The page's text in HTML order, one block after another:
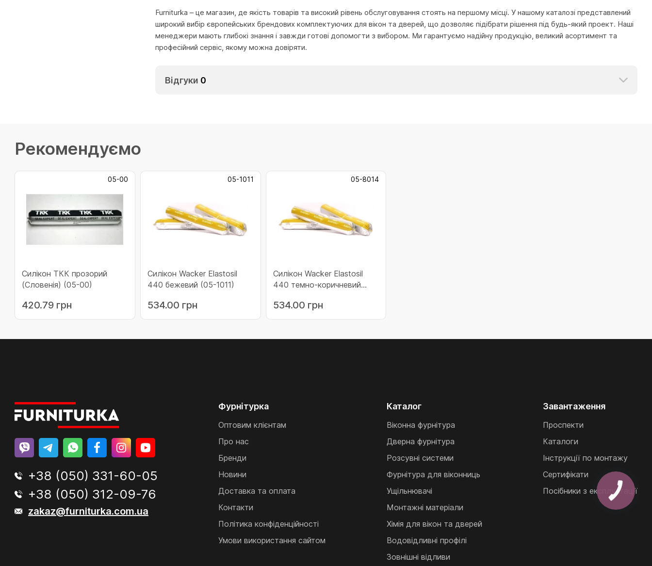
Furniturka – це магазин, де якість товарів та високий рівень обслуговування стоять на першому місці. У нашому каталозі представлений
широкий вибір європейських брендових комплектуючих для вікон та дверей, що дозволяє підібрати рішення під будь-який проект. Наші
менеджери мають глибокі знання і завжди готові допомогти з вибором. Ми гарантуємо надійну продукцію, великий асортимент та
професійний сервіс, якому можна довіряти.
Відгуки 0
Рекомендуємо
05-00
Силікон ТКК прозорий
(Словенія) (05-00)
420.79 грн
05-1011
Силікон Wacker Elastosil
440 бежевий (05-1011)
534.00 грн
05-8014
Силікон Wacker Elastosil
440 темно-коричневий
534.00 грн
+38 (050) 331-60-05
+38 (050) 312-09-76
zakaz@furniturka.com.ua
Фурнітурка
Оптовим клієнтам
Про нас
Бренди
Новини
Доставка та оплата
Контакти
Політика конфіденційності
Умови використання сайтом
Каталог
Віконна фурнітура
Дверна фурнітура
Розсувні системи
Фурнітура для віконниць
Ущільнювачі
Монтажні матеріали
Хімія для вікон та дверей
Водовідливні профілі
Зовнішні відливи
Завантаження
Проспекти
Каталоги
Інструкції по монтажу
Сертифікати
Посібники з експлуатації